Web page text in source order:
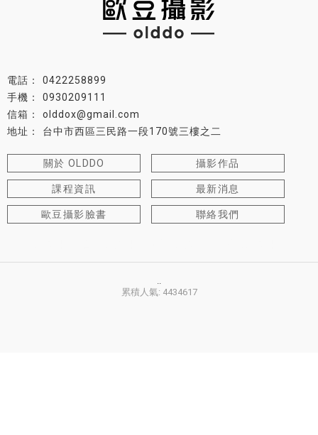
0422258899
0930209111
olddox@gmail.com
台中市西區三民路一段170號三樓之二
關於 OLDDO 攝影作品
課程資訊 最新消息
歐豆攝影臉書 聯絡我們
..
累積人氣: 4434617